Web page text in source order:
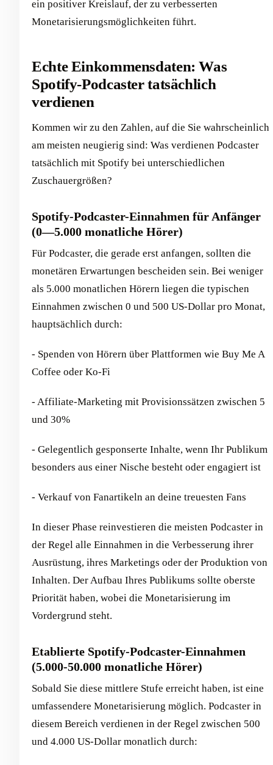
ein positiver Kreislauf, der zu verbesserten
Monetarisierungsmöglichkeiten führt.
Echte Einkommensdaten: Was
Spotify-Podcaster tatsächlich
verdienen
Kommen wir zu den Zahlen, auf die Sie wahrscheinlich
am meisten neugierig sind: Was verdienen Podcaster
tatsächlich mit Spotify bei unterschiedlichen
Zuschauergrößen?
Spotify-Podcaster-Einnahmen für Anfänger
(0—5.000 monatliche Hörer)
Für Podcaster, die gerade erst anfangen, sollten die
monetären Erwartungen bescheiden sein. Bei weniger
als 5.000 monatlichen Hörern liegen die typischen
Einnahmen zwischen 0 und 500 US-Dollar pro Monat,
hauptsächlich durch:
- Spenden von Hörern über Plattformen wie Buy Me A
Coffee oder Ko-Fi
- Affiliate-Marketing mit Provisionssätzen zwischen 5
und 30%
- Gelegentlich gesponserte Inhalte, wenn Ihr Publikum
besonders aus einer Nische besteht oder engagiert ist
- Verkauf von Fanartikeln an deine treuesten Fans
In dieser Phase reinvestieren die meisten Podcaster in
der Regel alle Einnahmen in die Verbesserung ihrer
Ausrüstung, ihres Marketings oder der Produktion von
Inhalten. Der Aufbau Ihres Publikums sollte oberste
Priorität haben, wobei die Monetarisierung im
Vordergrund steht.
Etablierte Spotify-Podcaster-Einnahmen
(5.000-50.000 monatliche Hörer)
Sobald Sie diese mittlere Stufe erreicht haben, ist eine
umfassendere Monetarisierung möglich. Podcaster in
diesem Bereich verdienen in der Regel zwischen 500
und 4.000 US-Dollar monatlich durch: